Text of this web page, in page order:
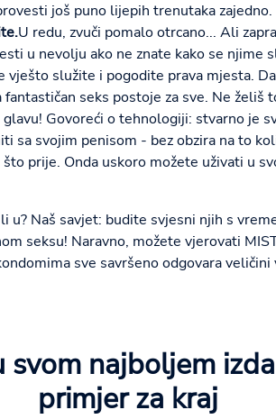
još puno lijepih trenutaka zajedno.
U redu, zvuči pomalo otrcano... Ali
u nevolju ako ne znate kako se njime
vješto služite i pogodite prava mjesta.
seks postoje za sve. Ne želiš
Govoreći o tehnologiji: stvarno je
sa svojim penisom - bez obzira na to
prije. Onda uskoro možete uživati u
u? Naš savjet: budite svjesni njih s
seksu! Naravno, možete vjerovati
sve savršeno odgovara
najboljem
primjer za kraj